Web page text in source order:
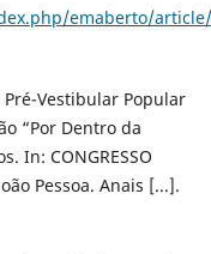
emaberto/
Pré-Vestibular Popular
“Por Dentro da
In: CONGRESSO
Pessoa. Anais [...].